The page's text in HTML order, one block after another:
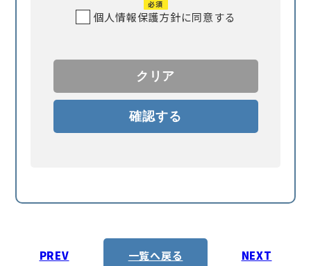
必須
個人情報保護方針に同意する
PREV 一覧へ戻る NEXT